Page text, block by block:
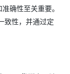
确性至关重要。
致性，并通过定